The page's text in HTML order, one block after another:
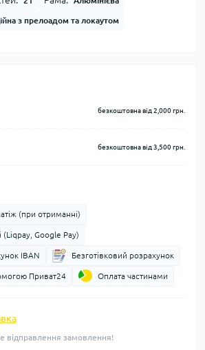
з прелоадом та локаутом
безкоштовна від 2,000 грн.
безкоштовна від 3,500 грн.
(при отриманні)
(Liqpay, Google Pay)
IBAN Безготівковий розрахунок
Приват24 Оплата частинами
відправлення замовлення!